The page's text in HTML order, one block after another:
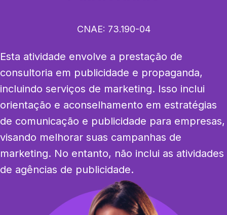
CNAE: 73.190-04
Esta atividade envolve a prestação de
consultoria em publicidade e propaganda,
incluindo serviços de marketing. Isso inclui
orientação e aconselhamento em estratégias
de comunicação e publicidade para empresas,
visando melhorar suas campanhas de
marketing. No entanto, não inclui as atividades
de agências de publicidade.